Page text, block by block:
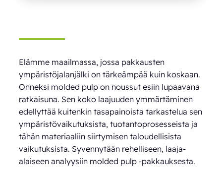
Elämme maailmassa, jossa pakkausten
ympäristöjalanjälki on tärkeämpää kuin koskaan.
Onneksi molded pulp on noussut esiin lupaavana
ratkaisuna. Sen koko laajuuden ymmärtäminen
edellyttää kuitenkin tasapainoista tarkastelua sen
ympäristövaikutuksista, tuotantoprosesseista ja
tähän materiaaliin siirtymisen taloudellisista
vaikutuksista. Syvennytään rehelliseen, laaja-
alaiseen analyysiin molded pulp -pakkauksesta.